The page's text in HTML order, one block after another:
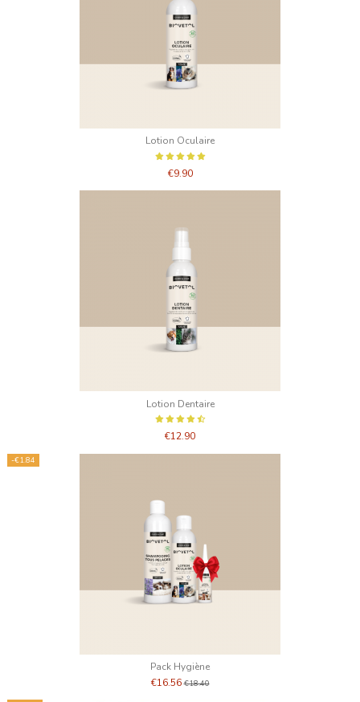
Lotion Oculaire
€9.90
Lotion Dentaire
€12.90
-€1.84
Pack Hygiène
€16.56€18.40